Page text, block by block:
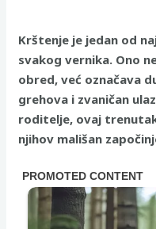
Krštenje je jedan od
svakog vernika. Ono
obred, već označava
grehova i zvaničan
roditelje, ovaj
njihov mališan